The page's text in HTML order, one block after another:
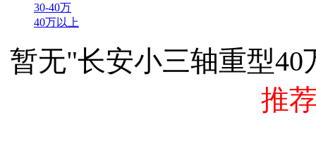
30-40万
40万以上
暂无"长安小三轴重型
推